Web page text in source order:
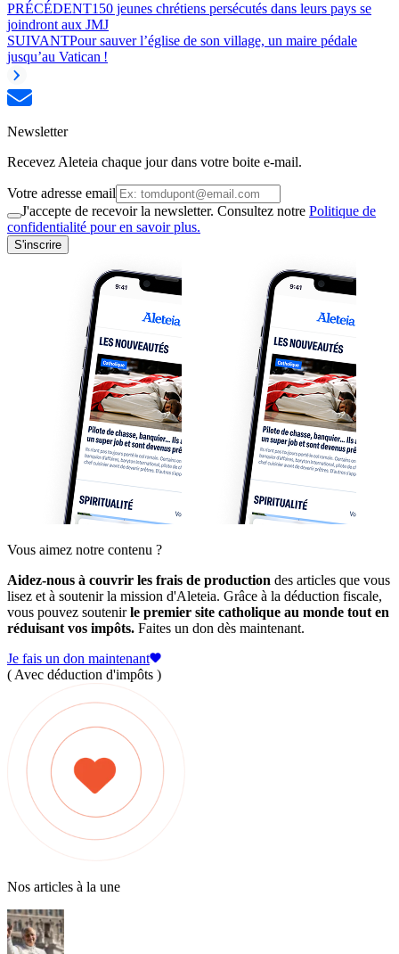
PRÉCÉDENT150 jeunes chrétiens persécutés dans leurs pays se
joindront aux JMJ
SUIVANTPour sauver l’église de son village, un maire pédale
jusqu’au Vatican !
Newsletter
Recevez Aleteia chaque jour dans votre boite e-mail.
Votre adresse email
J'accepte de recevoir la newsletter. Consultez notre Politique de
confidentialité pour en savoir plus.
S'inscrire
Vous aimez notre contenu ?
Aidez-nous à couvrir les frais de production des articles que vous
lisez et à soutenir la mission d'Aleteia. Grâce à la déduction fiscale,
vous pouvez soutenirle premier site catholique au monde tout en
réduisant vos impôts. Faites un don dès maintenant.
Je fais un don maintenant
( Avec déduction d'impôts )
Nos articles à la une